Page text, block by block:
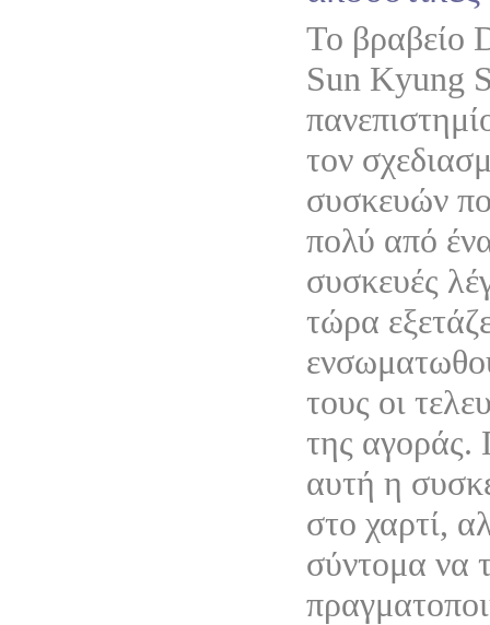
Το βραβείο
Sun Kyung
τον
συσκευών
πολύ από
συσκευές
τώρα
τους οι
της αγοράς.
αυτή η
στο χαρτί,
σύντομα να